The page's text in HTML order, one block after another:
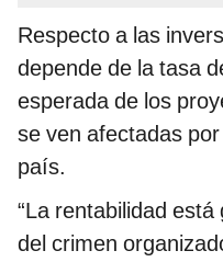
Respecto a las
depende de la tasa
esperada de los
se ven afectadas
país.
“La rentabilidad
del crimen